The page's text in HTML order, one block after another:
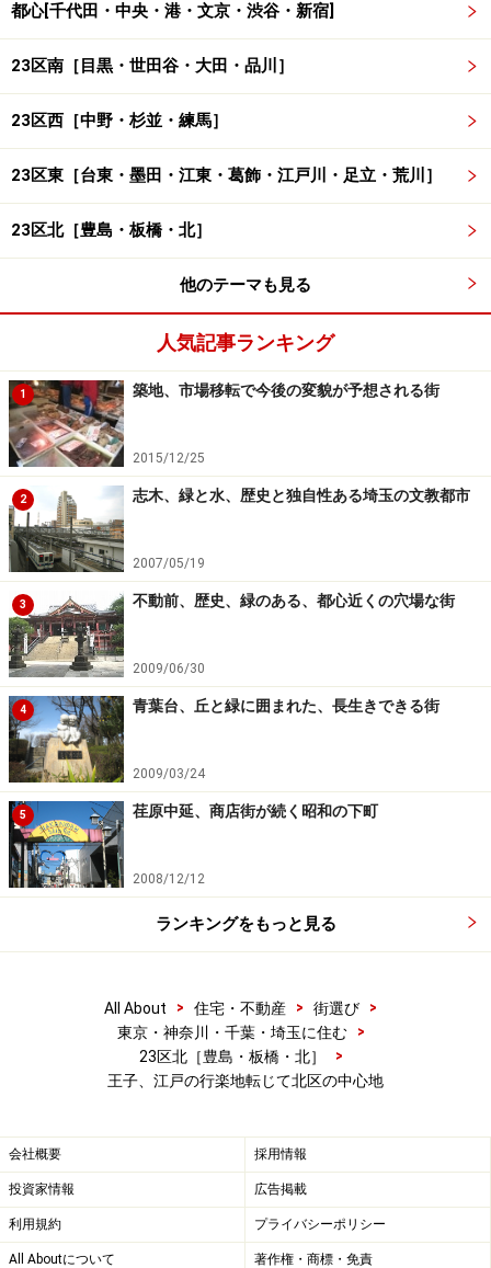
の狐を模したイベントなどが開かれています。
名主の滝公園内には池があり、滝があり、深山幽谷の趣。台
地と低地の間の立地を利用して作られている（クリックで拡
大）
王子稲荷の少し先にある名主の滝公園も江戸時代以来の
を開き、茶を栽培して人を集めるようになった場所で、
現在は区の公園。滝は現存していますが、残念ながら流
れる水は水道利用。それでも人口密度が高く、自然の少
なかった江戸の人たちが憩いを求めて集まった、緑にあ
ふれた雰囲気は十分感じることができます。
親水公園から少し上流にある松橋弁財天洞窟跡。石神井川が
蛇行、岩陰に弁財天が祭られていたそうで、源頼朝が立ち寄
ったという言い伝えも（クリックで拡大）
前述の音無川親水公園沿いにも名所がありました。音無
川は上流は滝野川、そのまた上流は石神井川で、奥多摩
から発し、途中で名を変えながら隅田川にそそぐ川。現
在川となっている部分は実際には昭和30年代以降に改修
された旧流路部分で、穏やかに見えますが、かつてはい
くつもの滝があった観光地。投網や釣りもでき、季節に
よっては泳げもしたのだとか。
は農業の地でもあり、当時から宅地化で農地が失われる
までは滝野川ごぼう、滝野川にんじんなどが名産として
知られていたそうです。
右側にあるのがお札と切手に博物館。製紙の街の記念碑も駅
都心[千代田・中央・港・文京・渋谷・新宿]
23区南［目黒・世田谷・大田・品川］
23区西［中野・杉並・練馬］
23区東［台東・墨田・江東・葛飾・江戸川・足立・荒川］
23区北［豊島・板橋・北］
他のテーマも見る
人気記事ランキング
1 築地、市場移転で今後の変貌が予想される街
2015/12/25
2 志木、緑と水、歴史と独自性ある埼玉の文教都市
2007/05/19
3 不動前、歴史、緑のある、都心近くの穴場な街
2009/06/30
4 青葉台、丘と緑に囲まれた、長生きできる街
2009/03/24
5 荏原中延、商店街が続く昭和の下町
2008/12/12
ランキングをもっと見る
All About > 住宅・不動産 > 街選び
>
東京・神奈川・千葉・埼玉に住む
>
23区北［豊島・板橋・北］
>
王子、江戸の行楽地転じて北区の中心地
会社概要 採用情報
投資家情報 広告掲載
利用規約 プライバシーポリシー
All Aboutについて 著作権・商標・免責